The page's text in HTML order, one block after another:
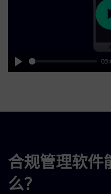
Play
合规管理软件
么？